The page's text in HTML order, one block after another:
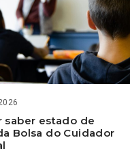
saber estado de
Bolsa do Cuidador